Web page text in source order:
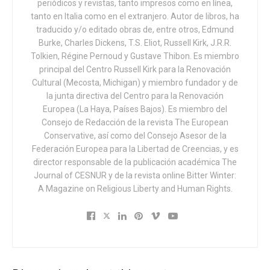
Wade», declarando no ilegal el aborto federal. Aunque
severamente restringido, en resumen, el aborto en
Estados Unidos no ha desaparecido. Y lo que hizo la
Cámara el viernes fue intentar obstaculizar, por ejemplo, la
prohibición de que las madres que buscan abortar se
trasladen de un estado que lo prohíbe a otro que lo
permite. Es decir, todos los medios de comunicación,
dentro y fuera de Estados Unidos, pregonando la idea de
que la Cámara ha reintroducido el aborto al anular el
veredicto del más alto tribunal del país. El poder
legislativo no puede interferir en el judicial, al igual que
ocurre a la inversa, también porque se oiría el ruido de
sables.
periódicos y revistas, tanto impresos como en línea,
tanto en Italia como en el extranjero. Autor de libros, ha
traducido y/o editado obras de, entre otros, Edmund
Burke, Charles Dickens, T.S. Eliot, Russell Kirk, J.R.R.
Tolkien, Régine Pernoud y Gustave Thibon. Es miembro
principal del Centro Russell Kirk para la Renovación
Cultural (Mecosta, Michigan) y miembro fundador y de
la junta directiva del Centro para la Renovación
Europea (La Haya, Países Bajos). Es miembro del
Consejo de Redacción de la revista The European
Conservative, así como del Consejo Asesor de la
Federación Europea para la Libertad de Creencias, y es
director responsable de la publicación académica The
Journal of CESNUR y de la revista online Bitter Winter:
A Magazine on Religious Liberty and Human Rights.